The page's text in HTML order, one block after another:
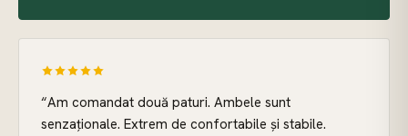
“Am comandat două paturi. Ambele sunt
senzaționale. Extrem de confortabile și stabile.